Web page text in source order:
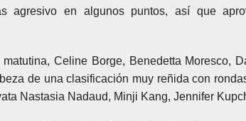
agresivo en algunos puntos, así que
Celine Borge, Benedetta Moresco,
de una clasificación muy reñida con
Nastasia Nadaud, Minji Kang, Jennifer